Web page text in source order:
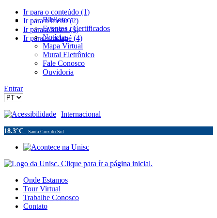
Ir para o conteúdo (1)
Ir para o menu (2)
Ir para a busca (3)
Ir para o rodapé (4)
Biblioteca
Eventos / Certificados
Notícias
Mapa Virtual
Mural Eletrônico
Fale Conosco
Ouvidoria
Entrar
Acessibilidade Internacional
18.3°C Santa Cruz do Sul
Onde Estamos
Tour Virtual
Trabalhe Conosco
Contato